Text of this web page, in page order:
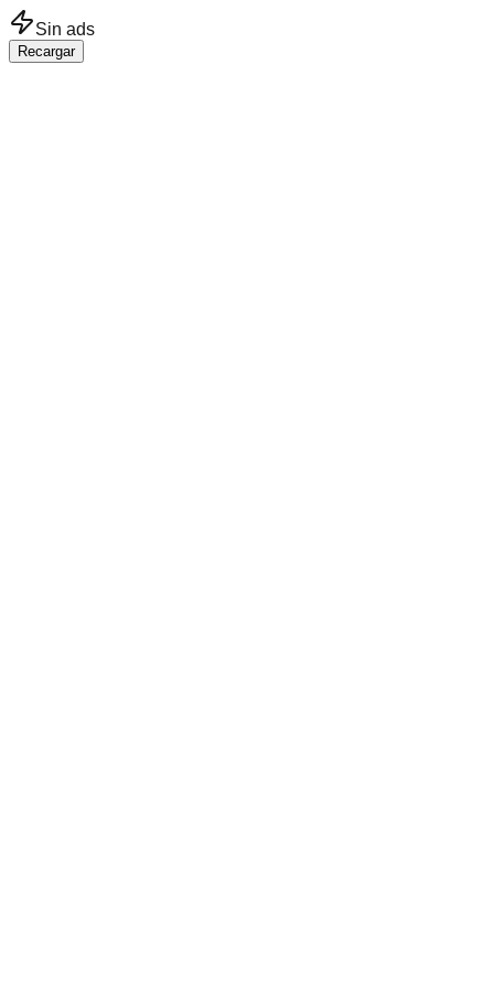
Saltar al contenido principal
Sin ads
Recargar